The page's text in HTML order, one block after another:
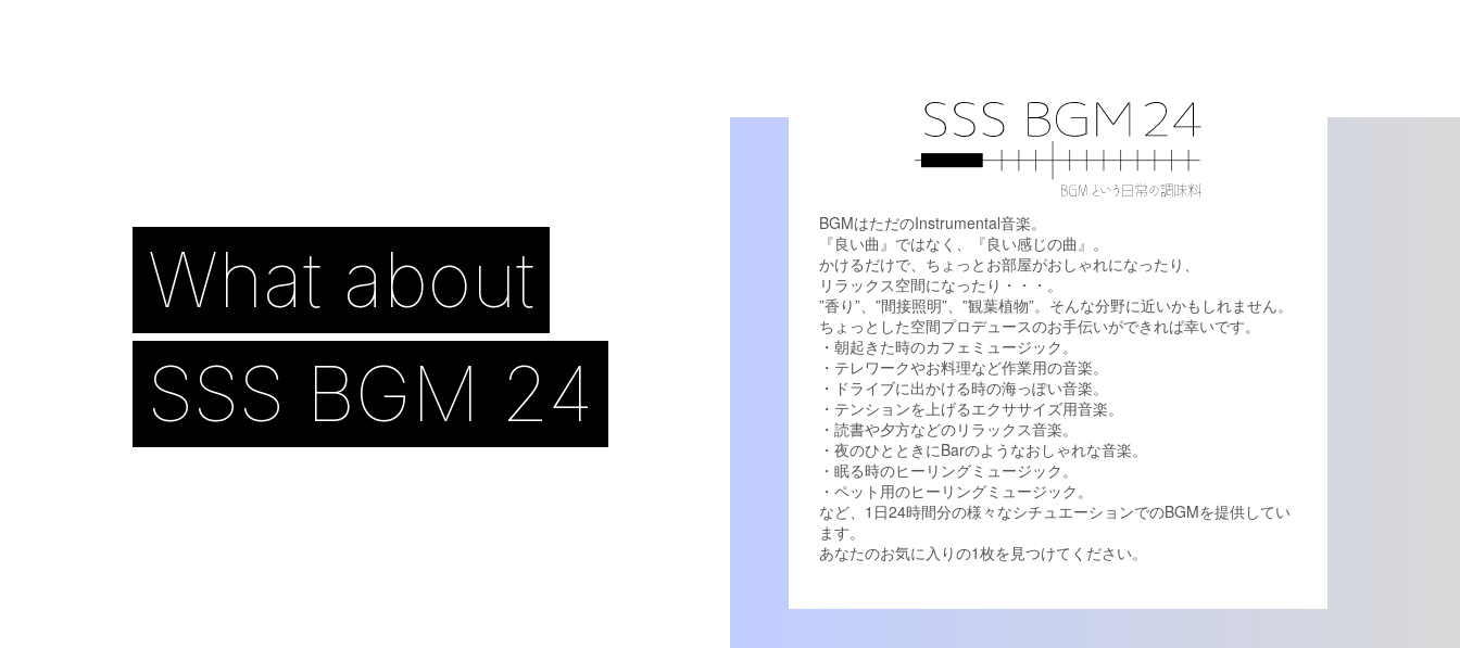
What about
SSS BGM 24
BGMはただのInstrumental音楽。
『良い曲』ではなく、『良い感じの曲』。
かけるだけで、ちょっとお部屋がおしゃれになったり、
リラックス空間になったり・・・。
”香り”、”間接照明”、”観葉植物”。そんな分野に近いかもしれません。
ちょっとした空間プロデュースのお手伝いができれば幸いです。
・朝起きた時のカフェミュージック。
・テレワークやお料理など作業用の音楽。
・ドライブに出かける時の海っぽい音楽。
・テンションを上げるエクササイズ用音楽。
・読書や夕方などのリラックス音楽。
・夜のひとときにBarのようなおしゃれな音楽。
・眠る時のヒーリングミュージック。
・ペット用のヒーリングミュージック。
など、1日24時間分の様々なシチュエーションでのBGMを提供してい
ます。
あなたのお気に入りの1枚を見つけてください。